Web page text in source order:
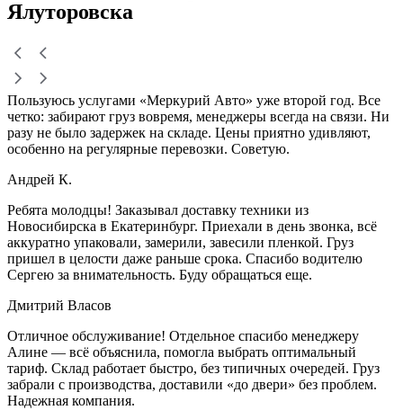
Ялуторовска
Пользуюсь услугами «Меркурий Авто» уже второй год. Все
четко: забирают груз вовремя, менеджеры всегда на связи. Ни
разу не было задержек на складе. Цены приятно удивляют,
особенно на регулярные перевозки. Советую.
Андрей К.
Ребята молодцы! Заказывал доставку техники из
Новосибирска в Екатеринбург. Приехали в день звонка, всё
аккуратно упаковали, замерили, завесили пленкой. Груз
пришел в целости даже раньше срока. Спасибо водителю
Сергею за внимательность. Буду обращаться еще.
Дмитрий Власов
Отличное обслуживание! Отдельное спасибо менеджеру
Алине — всё объяснила, помогла выбрать оптимальный
тариф. Склад работает быстро, без типичных очередей. Груз
забрали с производства, доставили «до двери» без проблем.
Надежная компания.